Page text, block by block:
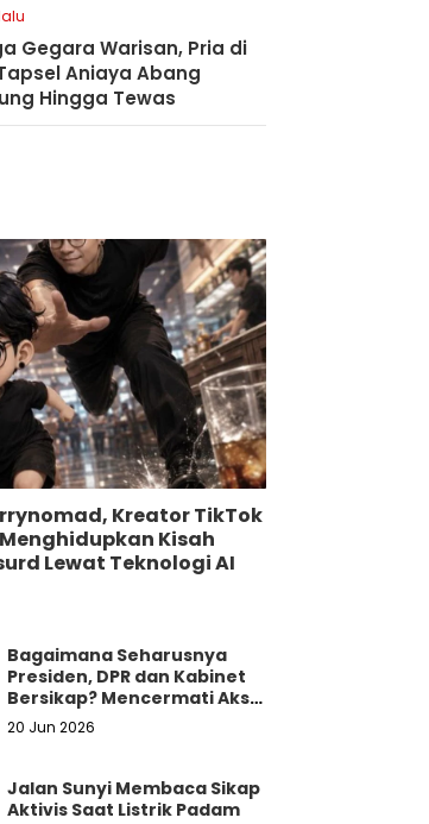
Gegara Warisan, Pria di
Aniaya Abang
Hingga Tewas
Kreator TikTok
Kisah
Lewat Teknologi AI
Bagaimana Seharusnya
Presiden, DPR dan Kabinet
Bersikap? Mencermati Aksi
Damai Mahasiswa dan
20 Jun 2026
Jalan Sunyi Membaca Sikap
Aktivis Saat Listrik Padam